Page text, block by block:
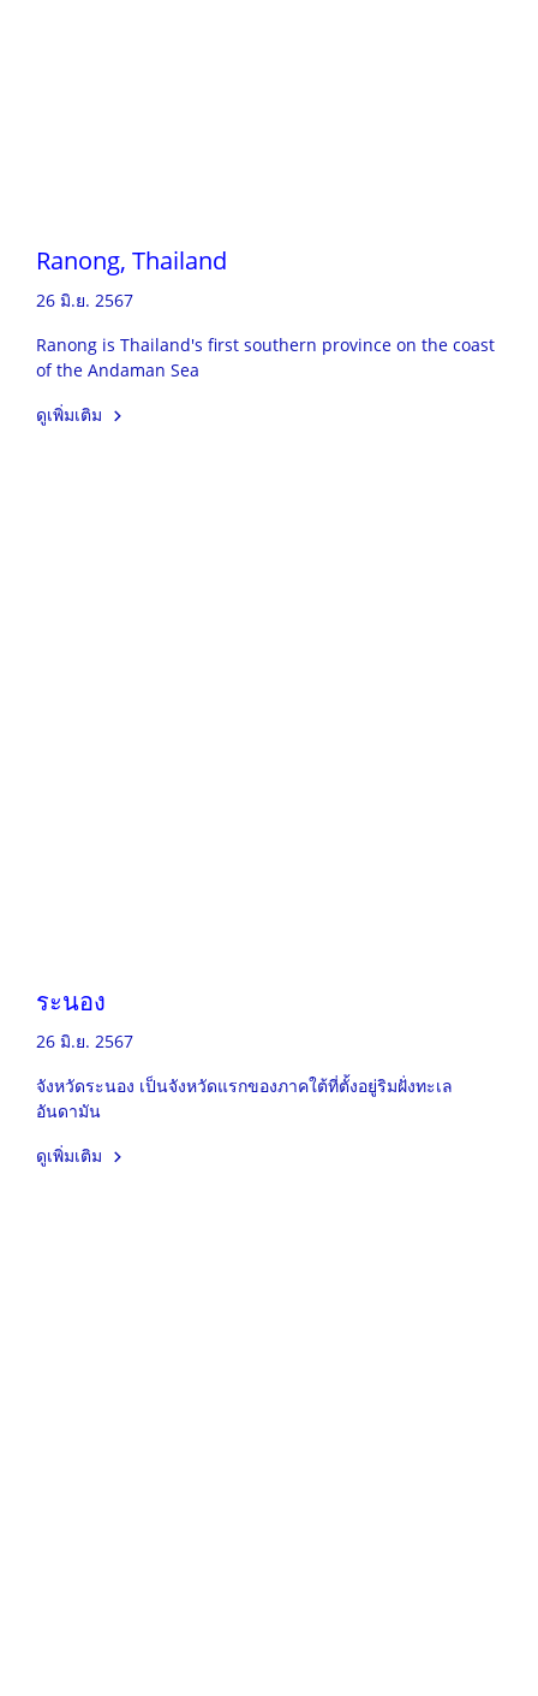
Ranong, Thailand
26 มิ.ย. 2567
Ranong is Thailand's first southern province on the coast
of the Andaman Sea
ดูเพิ่มเติม
ระนอง
26 มิ.ย. 2567
จังหวัดระนอง เป็นจังหวัดแรกของภาคใต้ที่ตั้งอยู่ริมฝั่งทะเล
อันดามัน
ดูเพิ่มเติม